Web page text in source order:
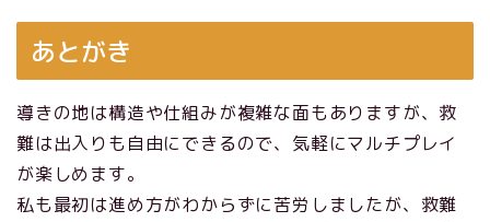
あとがき
導きの地は構造や仕組みが複雑な面もありますが、救
難は出入りも自由にできるので、気軽にマルチプレイ
が楽しめます。
私も最初は進め方がわからずに苦労しましたが、救難